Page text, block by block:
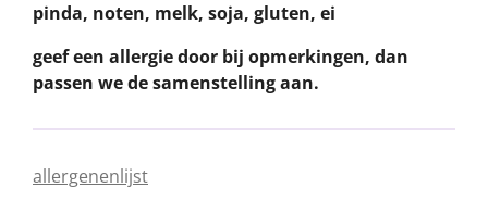
pinda, noten, melk, soja, gluten, ei
geef een allergie door bij opmerkingen, dan
passen we de samenstelling aan.
allergenenlijst